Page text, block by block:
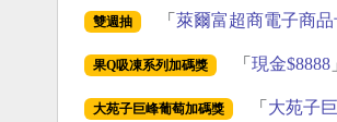
雙週抽 「 萊爾富超商電子商品
果Q吸凍系列加碼獎 「 現金$8888
大苑子巨峰葡萄加碼獎 「 大苑子